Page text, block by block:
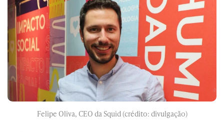
Felipe Oliva, CEO da Squid (crédito: divulgação)